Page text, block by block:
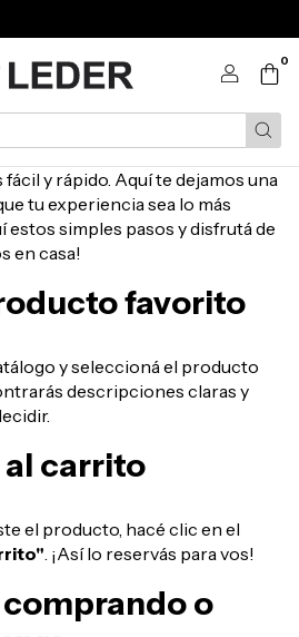
0
y rápido. Aquí te dejamos una
tu experiencia sea lo más
estos simples pasos y disfrutá de
en casa!
favorito
y seleccioná el producto
descripciones claras y
al carrito
el producto, hacé clic en el
. ¡Así lo reservás para vos!
o